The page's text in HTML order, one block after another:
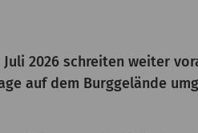
2026 schreiten weiter
auf dem Burggelände